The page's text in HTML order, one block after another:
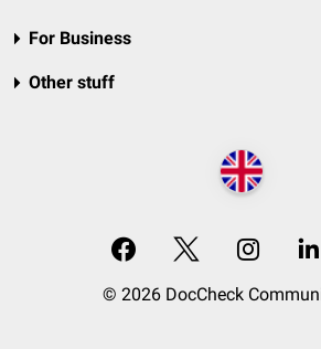
For Business
Other stuff
© 2026 DocCheck